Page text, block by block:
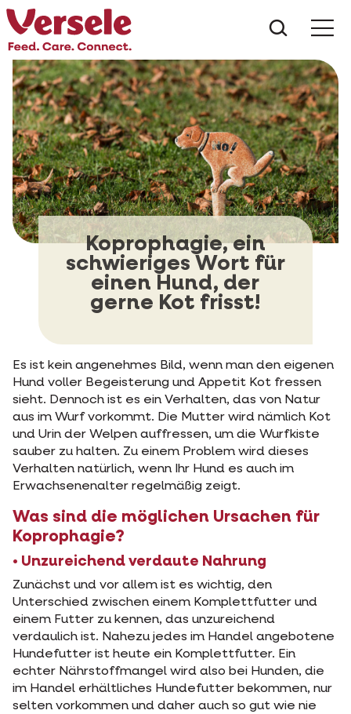
Koprophagie, ein
schwieriges Wort für
einen Hund, der
gerne Kot frisst!
Es ist kein angenehmes Bild, wenn man den eigenen
Hund voller Begeisterung und Appetit Kot fressen
sieht. Dennoch ist es ein Verhalten, das von Natur
aus im Wurf vorkommt. Die Mutter wird nämlich Kot
und Urin der Welpen auffressen, um die Wurfkiste
sauber zu halten. Zu einem Problem wird dieses
Verhalten natürlich, wenn Ihr Hund es auch im
Erwachsenenalter regelmäßig zeigt.
Was sind die möglichen Ursachen für
Koprophagie?
• Unzureichend verdaute Nahrung
Zunächst und vor allem ist es wichtig, den
Unterschied zwischen einem Komplettfutter und
einem Futter zu kennen, das unzureichend
verdaulich ist. Nahezu jedes im Handel angebotene
Hundefutter ist heute ein Komplettfutter. Ein
echter Nährstoffmangel wird also bei Hunden, die
im Handel erhältliches Hundefutter bekommen, nur
selten vorkommen und daher auch so gut wie nie